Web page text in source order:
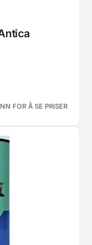
FOR Å SE PRISER